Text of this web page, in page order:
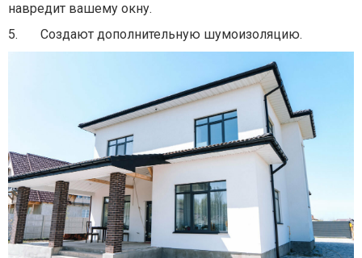
навредит вашему окну.
5. Создают дополнительную шумоизоляцию.